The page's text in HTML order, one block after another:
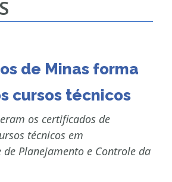
de Minas forma
cursos técnicos
os certificados de
técnicos em
Planejamento e Controle da